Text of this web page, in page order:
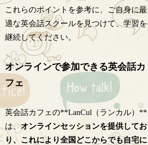
これらのポイントを参考に、ご自身に最
適な英会話スクールを見つけて、学習を
継続してください。
オンラインで参加できる英会話カ
フェ
英会話カフェの**LanCul（ランカル）**
は、オンラインセッションを提供してお
り、これにより全国どこからでも自宅に